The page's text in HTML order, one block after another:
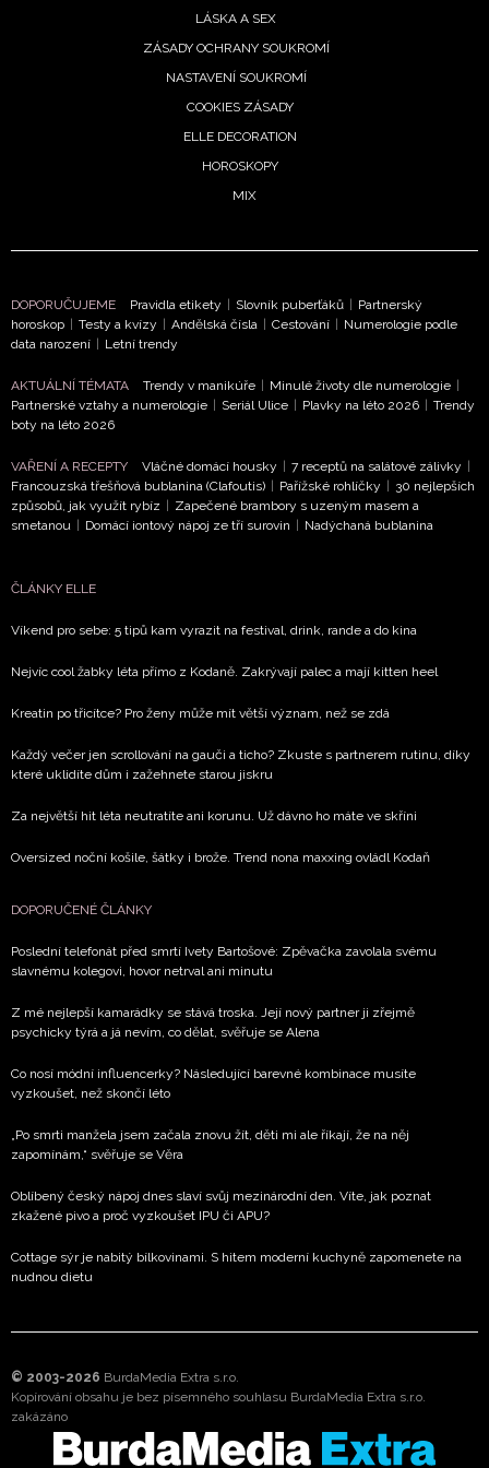
zpracováním údajů k tomuto účelu podle
soukromí BurdaMedia Extra s.r.o., zaškrtněte toto pole.
LÁSKA A SEX
ZÁSADY OCHRANY SOUKROMÍ
NASTAVENÍ SOUKROMÍ
COOKIES ZÁSADY
ELLE DECORATION
HOROSKOPY
MIX
DOPORUČUJEME Pravidla etikety Slovník puberťáků
Partnerský
horoskop
Testy a kvízy Andělská čísla Cestování
Numerologie podle
data narození
Letní trendy
AKTUÁLNÍ TÉMATA Trendy v manikúře Minulé životy dle numerologie
Partnerské vztahy a numerologie
Seriál Ulice Plavky na léto 2026
Trendy
boty na léto 2026
VAŘENÍ A RECEPTY Vláčné domácí housky 7 receptů na salátové zálivky
Francouzská třešňová bublanina (Clafoutis)
Pařížské rohlíčky
30 nejlepších
způsobů, jak využít rybíz
Zapečené brambory s uzeným masem a
smetanou
Domácí iontový nápoj ze tří surovin Nadýchaná bublanina
ČLÁNKY ELLE
Víkend pro sebe: 5 tipů kam vyrazit na festival, drink, rande a do kina
Nejvíc cool žabky léta přímo z Kodaně. Zakrývají palec a mají kitten heel
Kreatin po třicítce? Pro ženy může mít větší význam, než se zdá
Každý večer jen scrollování na gauči a ticho? Zkuste s partnerem rutinu, díky
které uklidíte dům i zažehnete starou jiskru
Za největší hit léta neutratíte ani korunu. Už dávno ho máte ve skříni
Oversized noční košile, šátky i brože. Trend nona maxxing ovládl Kodaň
DOPORUČENÉ ČLÁNKY
Poslední telefonát před smrtí Ivety Bartošové: Zpěvačka zavolala svému
slavnému kolegovi, hovor netrval ani minutu
Z mé nejlepší kamarádky se stává troska. Její nový partner ji zřejmě
psychicky týrá a já nevím, co dělat, svěřuje se Alena
Co nosí módní influencerky? Následující barevné kombinace musíte
vyzkoušet, než skončí léto
„Po smrti manžela jsem začala znovu žít, děti mi ale říkají, že na něj
zapomínám,“ svěřuje se Věra
Oblíbený český nápoj dnes slaví svůj mezinárodní den. Víte, jak poznat
zkažené pivo a proč vyzkoušet IPU či APU?
Cottage sýr je nabitý bílkovinami. S hitem moderní kuchyně zapomenete na
nudnou dietu
© 2003-2026 BurdaMedia Extra s.r.o.
Kopírování obsahu je bez písemného souhlasu BurdaMedia Extra s.r.o.
zakázáno